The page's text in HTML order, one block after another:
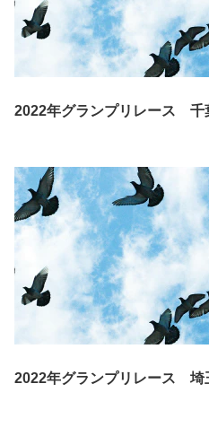
2022年グランプリレース 千
2022年グランプリレース 埼